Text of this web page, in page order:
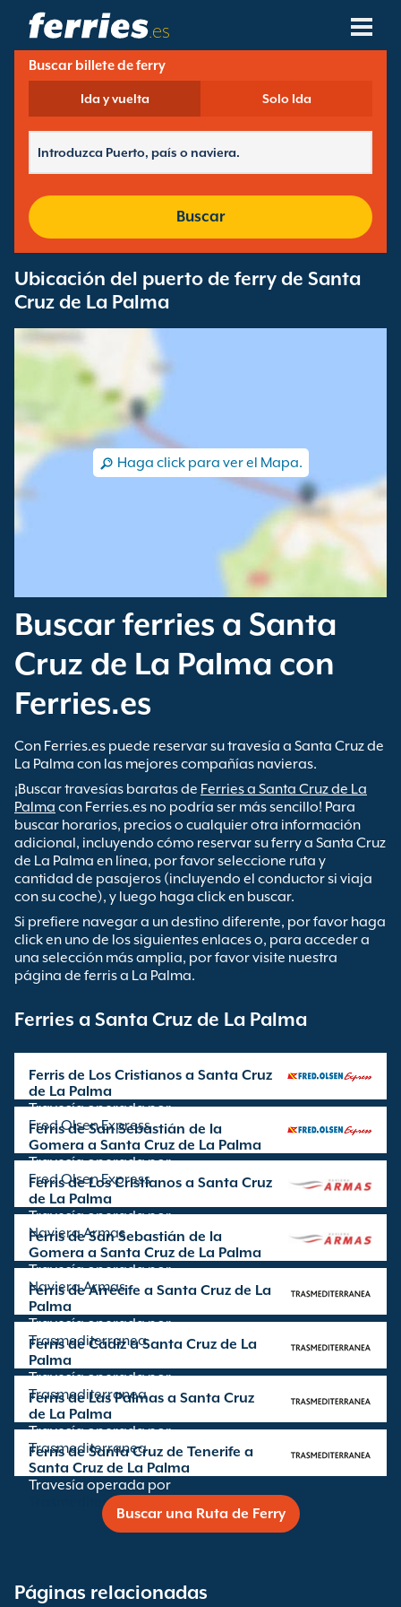
.es
Compañías Navieras
Destinos De Ferries
Puertos De Ferry
Buscar billete de ferry
Ida y vuelta Solo Ida
Buscar
Ubicación del puerto de ferry de Santa
Cruz de La Palma
Haga click para ver el Mapa.
Buscar ferries a Santa
Cruz de La Palma con
Ferries.es
Con Ferries.es puede reservar su travesía a Santa Cruz de
La Palma con las mejores compañías navieras.
¡Buscar travesías baratas de Ferries a Santa Cruz de La
Palma con Ferries.es no podría ser más sencillo! Para
buscar horarios, precios o cualquier otra información
adicional, incluyendo cómo reservar su ferry a Santa Cruz
de La Palma en línea, por favor seleccione ruta y
cantidad de pasajeros (incluyendo el conductor si viaja
con su coche), y luego haga click en buscar.
Si prefiere navegar a un destino diferente, por favor haga
click en uno de los siguientes enlaces o, para acceder a
una selección más amplia, por favor visite nuestra
página de ferris a La Palma.
Ferries a Santa Cruz de La Palma
Ferris de Los Cristianos a Santa Cruz
de La Palma
Travesía operada por
Fred Olsen Express
Ferris de San Sebastián de la
Gomera a Santa Cruz de La Palma
Travesía operada por
Fred Olsen Express
Ferris de Los Cristianos a Santa Cruz
de La Palma
Travesía operada por
Naviera Armas
Ferris de San Sebastián de la
Gomera a Santa Cruz de La Palma
Travesía operada por
Naviera Armas
Ferris de Arrecife a Santa Cruz de La
Palma
Travesía operada por
Trasmediterranea
Ferris de Cádiz a Santa Cruz de La
Palma
Travesía operada por
Trasmediterranea
Ferris de Las Palmas a Santa Cruz
de La Palma
Travesía operada por
Trasmediterranea
Ferris de Santa Cruz de Tenerife a
Santa Cruz de La Palma
Travesía operada por
Trasmediterranea
Buscar una Ruta de Ferry
Páginas relacionadas